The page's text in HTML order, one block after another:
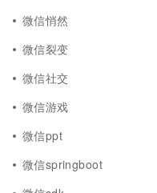
微信悄然
微信裂变
微信社交
微信游戏
微信ppt
微信springboot